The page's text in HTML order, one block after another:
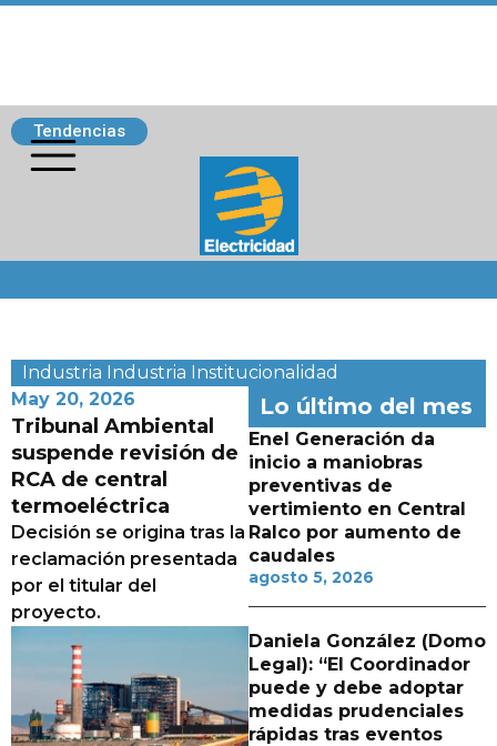
Tendencias
Industria Industria Institucionalidad
May 20, 2026
Tribunal Ambiental
suspende revisión de
RCA de central
termoeléctrica
Decisión se origina tras la
reclamación presentada
por el titular del
proyecto.
Lo último del mes
Enel Generación da
inicio a maniobras
preventivas de
vertimiento en Central
Ralco por aumento de
caudales
agosto 5, 2026
Daniela González (Domo
Legal): “El Coordinador
puede y debe adoptar
medidas prudenciales
rápidas tras eventos